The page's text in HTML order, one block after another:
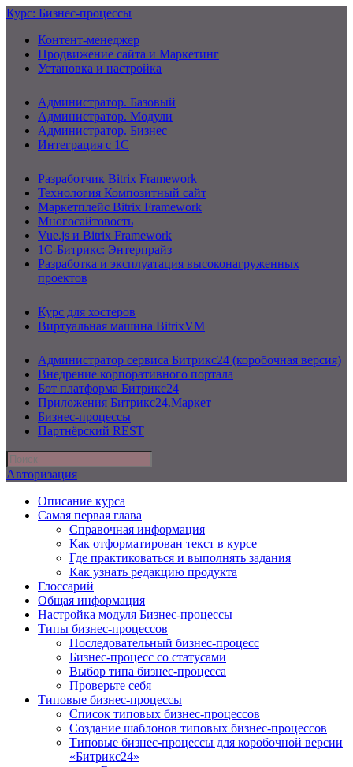
Курс: Бизнес-процессы
Контент-менеджер
Продвижение сайта и Маркетинг
Установка и настройка
Администратор. Базовый
Администратор. Модули
Администратор. Бизнес
Интеграция с 1С
Разработчик Bitrix Framework
Технология Композитный сайт
Маркетплейс Bitrix Framework
Многосайтовость
Vue.js и Bitrix Framework
1С-Битрикс: Энтерпрайз
Разработка и эксплуатация высоконагруженных
проектов
Курс для хостеров
Виртуальная машина BitrixVM
Администратор сервиса Битрикс24 (коробочная версия)
Внедрение корпоративного портала
Бот платформа Битрикс24
Приложения Битрикс24.Маркет
Бизнес-процессы
Партнёрский REST
Авторизация
Описание курса
Самая первая глава
Справочная информация
Как отформатирован текст в курсе
Где практиковаться и выполнять задания
Как узнать редакцию продукта
Глоссарий
Общая информация
Настройка модуля Бизнес-процессы
Типы бизнес-процессов
Последовательный бизнес-процесс
Бизнес-процесс со статусами
Выбор типа бизнес-процесса
Проверьте себя
Типовые бизнес-процессы
Список типовых бизнес-процессов
Создание шаблонов типовых бизнес-процессов
Типовые бизнес-процессы для коробочной версии
«Битрикс24»